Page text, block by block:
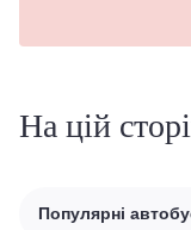
На цій
Популярні